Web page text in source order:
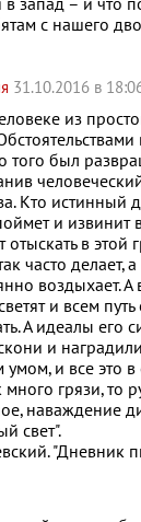
в запад – и что
с нашего
31.10.2016 в
из
того был
Кто истинный
и
отыскать в
часто
воздыхает.
и всем
А идеалы его
и
умом, и все это
грязи, то
наваждение
свет".
"Дневник